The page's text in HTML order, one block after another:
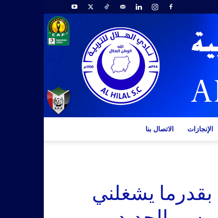
الاتصال بنا الإنجازات
يشغلني